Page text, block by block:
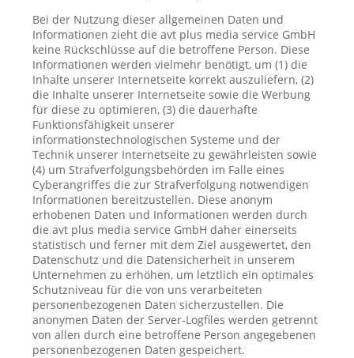
Bei der Nutzung dieser allgemeinen Daten und
Informationen zieht die avt plus media service GmbH
keine Rückschlüsse auf die betroffene Person. Diese
Informationen werden vielmehr benötigt, um (1) die
Inhalte unserer Internetseite korrekt auszuliefern, (2)
die Inhalte unserer Internetseite sowie die Werbung
für diese zu optimieren, (3) die dauerhafte
Funktionsfähigkeit unserer
informationstechnologischen Systeme und der
Technik unserer Internetseite zu gewährleisten sowie
(4) um Strafverfolgungsbehörden im Falle eines
Cyberangriffes die zur Strafverfolgung notwendigen
Informationen bereitzustellen. Diese anonym
erhobenen Daten und Informationen werden durch
die avt plus media service GmbH daher einerseits
statistisch und ferner mit dem Ziel ausgewertet, den
Datenschutz und die Datensicherheit in unserem
Unternehmen zu erhöhen, um letztlich ein optimales
Schutzniveau für die von uns verarbeiteten
personenbezogenen Daten sicherzustellen. Die
anonymen Daten der Server-Logfiles werden getrennt
von allen durch eine betroffene Person angegebenen
personenbezogenen Daten gespeichert.